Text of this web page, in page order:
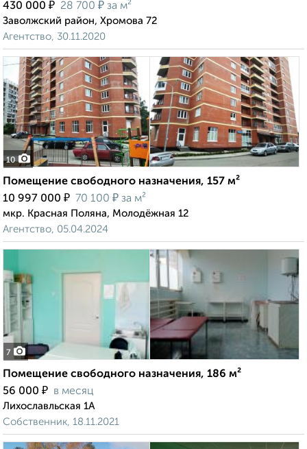
430 000 ₽ 28 700 ₽ за м²
Заволжский район, Хромова 72
Агентство, 30.11.2020
10
Помещение свободного назначения, 157 м²
10 997 000 ₽ 70 100 ₽ за м²
мкр. Красная Поляна, Молодёжная 12
Агентство, 05.04.2024
7
Помещение свободного назначения, 186 м²
56 000 ₽ в месяц
Лихославльская 1А
Собственник, 18.11.2021